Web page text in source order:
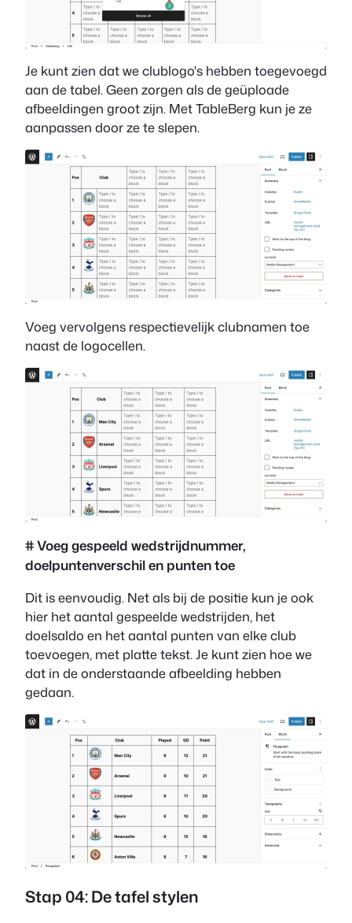
Je kunt zien dat we clublogo's hebben toegevoegd
aan de tabel. Geen zorgen als de geüploade
afbeeldingen groot zijn. Met TableBerg kun je ze
aanpassen door ze te slepen.
Voeg vervolgens respectievelijk clubnamen toe
naast de logocellen.
# Voeg gespeeld wedstrijdnummer,
doelpuntenverschil en punten toe
Dit is eenvoudig. Net als bij de positie kun je ook
hier het aantal gespeelde wedstrijden, het
doelsaldo en het aantal punten van elke club
toevoegen, met platte tekst. Je kunt zien hoe we
dat in de onderstaande afbeelding hebben
gedaan.
Stap 04: De tafel stylen